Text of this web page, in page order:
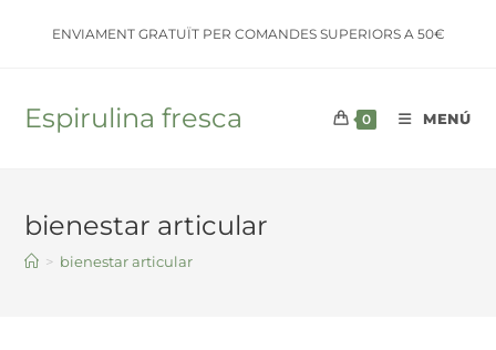
ENVIAMENT GRATUÏT PER COMANDES SUPERIORS A 50€
Espirulina fresca 0 MENÚ
bienestar articular
> bienestar articular